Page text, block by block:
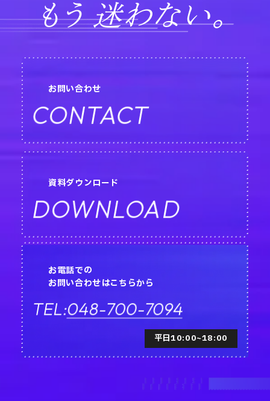
もう 迷わない。
お問い合わせ
CONTACT
資料ダウンロード
DOWNLOAD
お電話での
お問い合わせはこちらから
TEL:048-700-7094
平日10:00~18:00